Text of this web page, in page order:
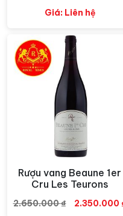
Giá: Liên hệ
Xem nhanh
Rượu vang Beaune 1er
Cru Les Teurons
2.650.000₫
Giá
2.350.000